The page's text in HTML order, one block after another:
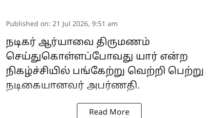
Published on: 21 Jul 2026, 9:51 am
நடிகர் ஆர்யாவை திருமணம்
செய்துகொள்ளப்போவது யார் என்ற
நிகழ்ச்சியில் பங்கேற்று வெற்றி பெற்று
நடிகையானவர் அபர்ணதி.
Read More